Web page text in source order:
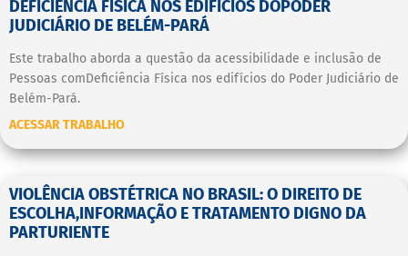
DEFICIÊNCIA FÍSICA NOS EDIFÍCIOS DOPODER
JUDICIÁRIO DE BELÉM-PARÁ
Este trabalho aborda a questão da acessibilidade e inclusão de
Pessoas comDeficiência Física nos edifícios do Poder Judiciário de
Belém-Pará.
ACESSAR TRABALHO
VIOLÊNCIA OBSTÉTRICA NO BRASIL: O DIREITO DE
ESCOLHA,INFORMAÇÃO E TRATAMENTO DIGNO DA
PARTURIENTE